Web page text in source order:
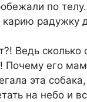
по
карию радужку
Ведь сколько
Почему его
эта
на небо и